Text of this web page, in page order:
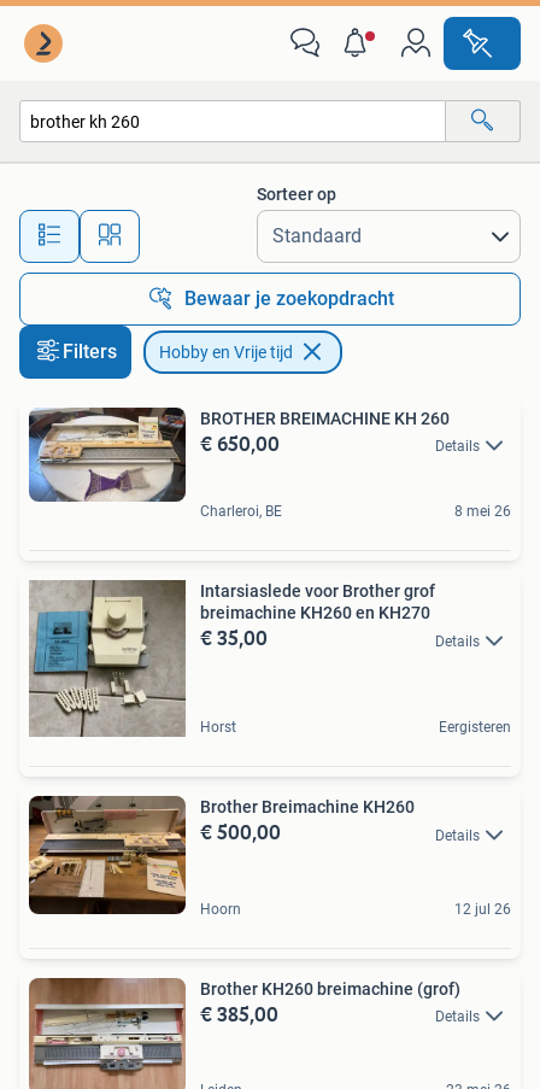
Alle afstanden…
Sorteer op
Bewaar je zoekopdracht
Filters Hobby en Vrije tijd
BROTHER BREIMACHINE KH 260
€ 650,00 Details
Charleroi, BE 8 mei 26
Intarsiaslede voor Brother grof
breimachine KH260 en KH270
€ 35,00 Details
Horst Eergisteren
Brother Breimachine KH260
€ 500,00 Details
Hoorn 12 jul 26
Brother KH260 breimachine (grof)
€ 385,00 Details